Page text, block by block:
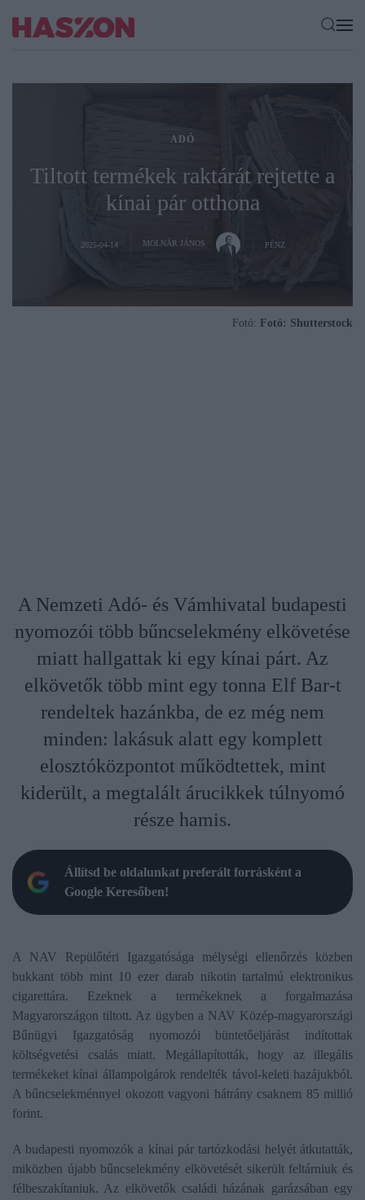
ADÓ
Tiltott termékek raktárát rejtette a
kínai pár otthona
2025-04-14 MOLNÁR JÁNOS PÉNZ
Fotó: Fotó: Shutterstock
A Nemzeti Adó- és Vámhivatal budapesti
nyomozói több bűncselekmény elkövetése
miatt hallgattak ki egy kínai párt. Az
elkövetők több mint egy tonna Elf Bar-t
rendeltek hazánkba, de ez még nem
minden: lakásuk alatt egy komplett
elosztóközpontot működtettek, mint
kiderült, a megtalált árucikkek túlnyomó
része hamis.
Állítsd be oldalunkat preferált forrásként a
Google Keresőben!
A NAV Repülőtéri Igazgatósága mélységi ellenőrzés közben
bukkant több mint 10 ezer darab nikotin tartalmú elektronikus
cigarettára. Ezeknek a termékeknek a forgalmazása
Magyarországon tiltott. Az ügyben a NAV Közép-magyarországi
Bűnügyi Igazgatóság nyomozói büntetőeljárást indítottak
költségvetési csalás miatt. Megállapították, hogy az illegális
termékeket kínai állampolgárok rendelték távol-keleti hazájukból.
A bűncselekménnyel okozott vagyoni hátrány csaknem 85 millió
forint.
A budapesti nyomozók a kínai pár tartózkodási helyét átkutatták,
miközben újabb bűncselekmény elkövetését sikerült feltárniuk és
félbeszakítaniuk. Az elkövetők családi házának garázsában egy